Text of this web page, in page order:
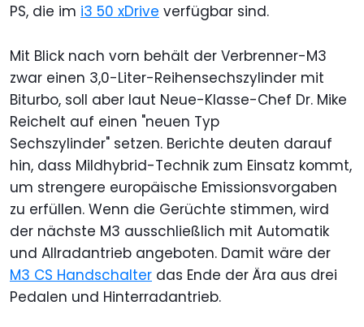
PS, die im i3 50 xDrive verfügbar sind.
Mit Blick nach vorn behält der Verbrenner-M3
zwar einen 3,0-Liter-Reihensechszylinder mit
Biturbo, soll aber laut Neue-Klasse-Chef Dr. Mike
Reichelt auf einen "neuen Typ
Sechszylinder" setzen. Berichte deuten darauf
hin, dass Mildhybrid-Technik zum Einsatz kommt,
um strengere europäische Emissionsvorgaben
zu erfüllen. Wenn die Gerüchte stimmen, wird
der nächste M3 ausschließlich mit Automatik
und Allradantrieb angeboten. Damit wäre der
M3 CS Handschalter das Ende der Ära aus drei
Pedalen und Hinterradantrieb.